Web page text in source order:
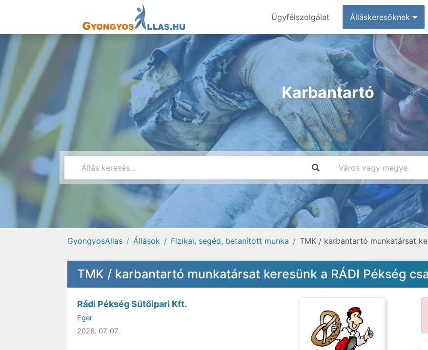
Ügyfélszolgálat Álláskeresőknek
Karbantartó
GyongyosAllas Állások Fizikai, segéd, betanított munka TMK / karbantartó munkatársat
TMK / karbantartó munkatársat keresünk a RÁDI Pékség
Rádi Pékség Sütőipari Kft.
Eger
2026. 07. 07.